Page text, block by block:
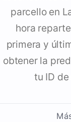
parcello en
hora
primera y
obtener la
tu ID